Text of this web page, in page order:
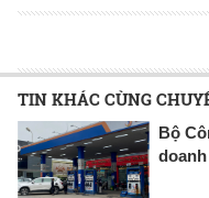
TIN KHÁC CÙNG
Bộ